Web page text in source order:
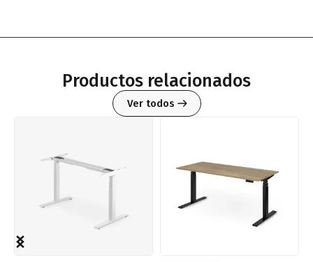
Productos relacionados
Ver todos